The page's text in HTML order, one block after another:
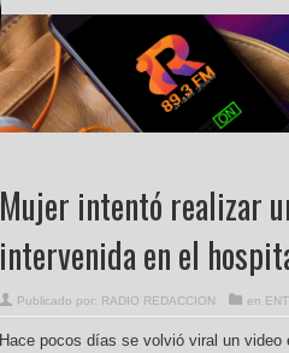
Mujer intentó realizar
intervenida en el
Publicado por: RADIO REDACCION en
Hace pocos días se volvió viral un